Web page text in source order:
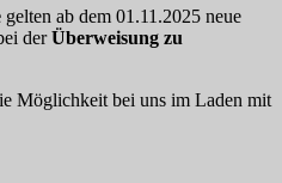
gelten ab dem 01.11.2025 neue
derÜberweisung zu
Möglichkeit bei uns im Laden mit